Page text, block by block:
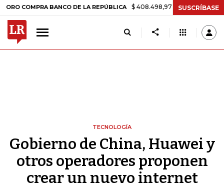
BANCO DE LA REPÚBLICA $ 408.498,97 +$ 8.753,81 +2,19%
SUSCRÍBASE
TECNOLOGÍA
Gobierno de China, Huawei y
otros operadores proponen
crear un nuevo internet